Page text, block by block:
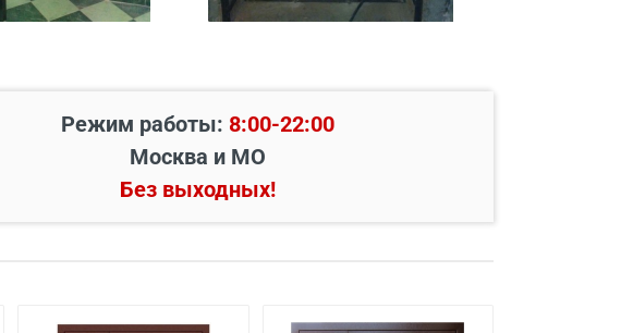
Режим работы: 8:00-22:00
Москва и МО
Без выходных!